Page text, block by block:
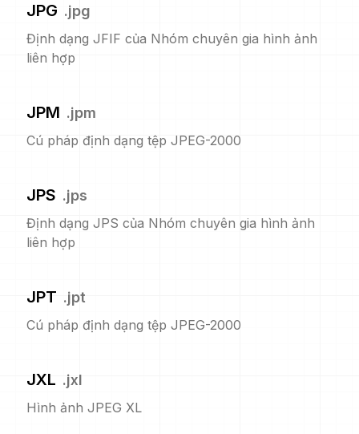
JPG .jpg
Định dạng JFIF của Nhóm chuyên gia hình ảnh
liên hợp
JPM .jpm
Cú pháp định dạng tệp JPEG-2000
JPS .jps
Định dạng JPS của Nhóm chuyên gia hình ảnh
liên hợp
JPT .jpt
Cú pháp định dạng tệp JPEG-2000
JXL .jxl
Hình ảnh JPEG XL